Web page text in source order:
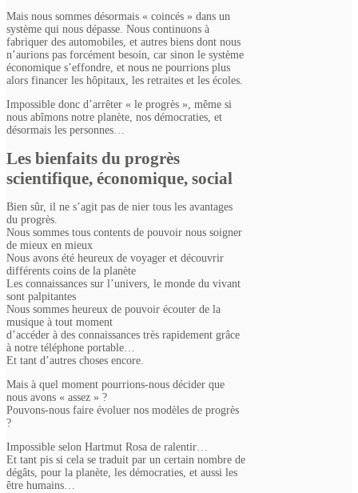
Mais nous sommes désormais « coincés » dans un
système qui nous dépasse. Nous continuons à
fabriquer des automobiles, et autres biens dont nous
n’aurions pas forcément besoin, car sinon le système
économique s’effondre, et nous ne pourrions plus
alors financer les hôpitaux, les retraites et les écoles.
Impossible donc d’arrêter « le progrès », même si
nous abîmons notre planète, nos démocraties, et
désormais les personnes…
Les bienfaits du progrès
scientifique, économique, social
Bien sûr, il ne s’agit pas de nier tous les avantages
du progrès.
Nous sommes tous contents de pouvoir nous soigner
de mieux en mieux
Nous avons été heureux de voyager et découvrir
différents coins de la planète
Les connaissances sur l’univers, le monde du vivant
sont palpitantes
Nous sommes heureux de pouvoir écouter de la
musique à tout moment
d’accéder à des connaissances très rapidement grâce
à notre téléphone portable…
Et tant d’autres choses encore.
Mais à quel moment pourrions-nous décider que
nous avons « assez » ?
Pouvons-nous faire évoluer nos modèles de progrès
?
Impossible selon Hartmut Rosa de ralentir…
Et tant pis si cela se traduit par un certain nombre de
dégâts, pour la planète, les démocraties, et aussi les
être humains…